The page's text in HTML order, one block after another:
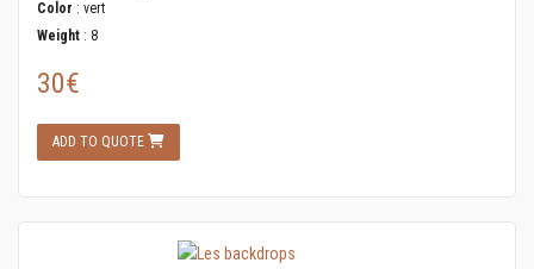
Color : vert
Weight : 8
30€
ADD TO QUOTE